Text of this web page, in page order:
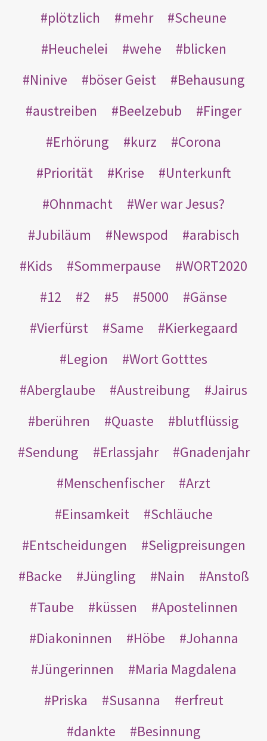
plötzlich mehr
Scheune
Heuchelei
wehe
blicken
Ninive
böser Geist
Behausung
austreiben
Beelzebub
Finger
Erhörung
kurz
Corona
Priorität
Krise
Unterkunft
Ohnmacht
Wer war Jesus?
Jubiläum
Newspod
arabisch
Kids
Sommerpause
WORT2020
12
2 5 5000
Gänse
Vierfürst
Same
Kierkegaard
Legion
Wort Gotttes
Aberglaube
Austreibung
Jairus
berühren
Quaste
blutflüssig
Sendung
Erlassjahr
Gnadenjahr
Menschenfischer
Arzt
Einsamkeit
Schläuche
Entscheidungen
Seligpreisungen
Backe
Jüngling Nain
Anstoß
Taube
küssen
Apostelinnen
Diakoninnen
Höbe
Johanna
Jüngerinnen
Maria Magdalena
Priska
Susanna
erfreut
dankte
Besinnung